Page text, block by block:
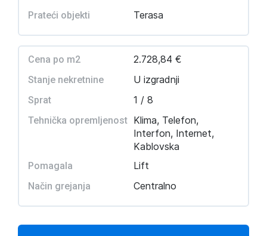
Prateći objekti Terasa
Cena po m2 2.728,84 €
Stanje nekretnine U izgradnji
Sprat 1 / 8
Tehnička opremljenost Klima, Telefon,
Interfon, Internet,
Kablovska
Pomagala Lift
Način grejanja Centralno